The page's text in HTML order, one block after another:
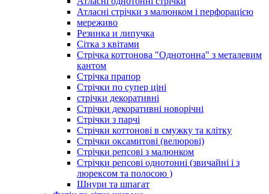
Атласні стрічки з малюнком і перфорацією
мереживо
Резинка и липучка
Сітка з квітами
Стрічка коттонова "Однотонна" з металевим
кантом
Стрічка прапор
Стрічки по супер ціні
стрічки декоративні
Стрічки декоративні новорічні
Стрічки з парчі
Стрічки коттонові в смужку та клітку
Стрічки оксамитові (велюрові)
Стрічки репсові з малюнком
Стрічки репсові однотонні (звичайні і з
люрексом та полосою )
Шнури та шпагат